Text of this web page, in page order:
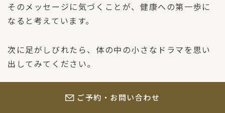
ご予約・お問い合わせ
そのメッセージに気づくことが、健康への第一歩に
なると考えています。
次に足がしびれたら、体の中の小さなドラマを思い
出してみてください。
体の不思議をもっと知りたい方は、